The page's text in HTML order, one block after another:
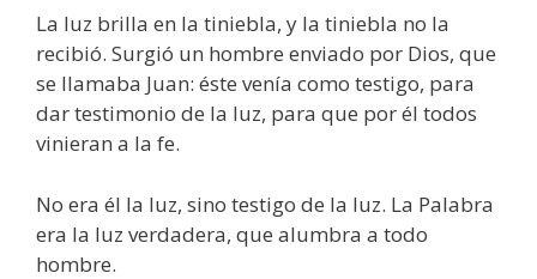
La luz brilla en la tiniebla, y la tiniebla no la
recibió. Surgió un hombre enviado por Dios, que
se llamaba Juan: éste venía como testigo, para
dar testimonio de la luz, para que por él todos
vinieran a la fe.
No era él la luz, sino testigo de la luz. La Palabra
era la luz verdadera, que alumbra a todo
hombre.